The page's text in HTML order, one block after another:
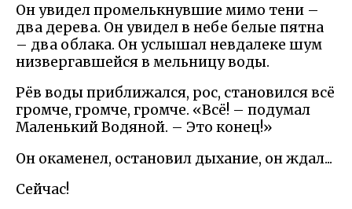
Он увидел промелькнувшие мимо тени –
два дерева. Он увидел в небе белые пятна
– два облака. Он услышал невдалеке шум
низвергавшейся в мельницу воды.
Рёв воды приближался, рос, становился всё
громче, громче, громче. «Всё! – подумал
Маленький Водяной. – Это конец!»
Он окаменел, остановил дыхание, он ждал...
Сейчас!